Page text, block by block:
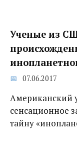
Ученые из
07.06.2017
Американский
сенсационное
тайну